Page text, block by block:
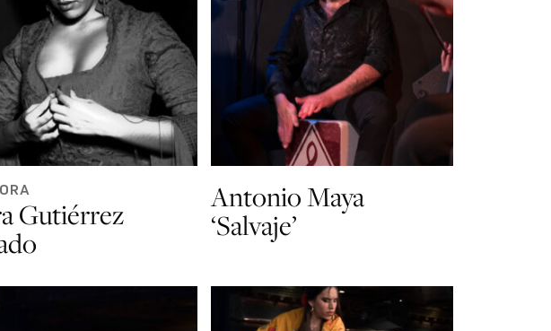
Gutiérrez Antonio Maya
‘Salvaje’